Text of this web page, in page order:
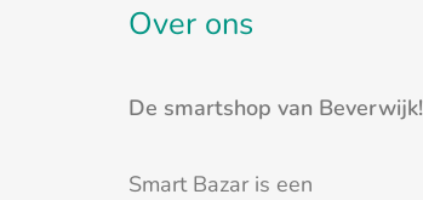
Over ons
De smartshop van Beverwijk!
Smart Bazar is een